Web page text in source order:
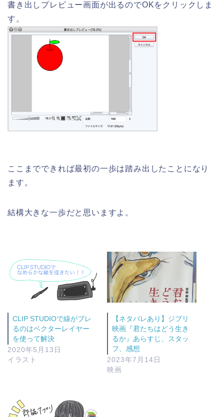
書き出しプレビュー画面が出るのでOKをクリックしま
す。
ここまでできれば最初の一歩は踏み出したことになり
ます。
結構大きな一歩だと思いますよ。
CLIP STUDIOで線がブレ
るのはベクターレイヤー
を使って解決
2020年5月13日
イラスト
【ネタバレあり】ジブリ
映画『君たちはどう生き
るか』あらすじ、スタッ
フ、感想
2023年7月14日
映画